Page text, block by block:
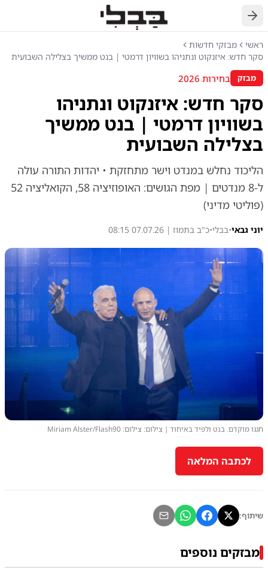
חזרה
ראשי
מבזקי חדשות
סקר חדש: איזנקוט ונתניהו בשוויון דרמטי | בנט ממשיך בצלילה השבועית
מבזק בחירות 2026
סקר חדש: איזנקוט ונתניהו
בשוויון דרמטי | בנט ממשיך
בצלילה השבועית
הליכוד נחלש במנדט וישר מתחזקת • יהדות התורה עולה
ל-8 מנדטים | מפת הגושים: האופוזיציה 58, הקואליציה 52
(פוליטי מדיני)
יוני גבאי•בבלי•כ"ב בתמוז | 07.07.26 08:15
חגגו מוקדם. בנט ולפיד באיחוד | צילום: צילום: Miriam Alster/Flash90
לכתבה המלאה
שיתוף:
מבזקים נוספים